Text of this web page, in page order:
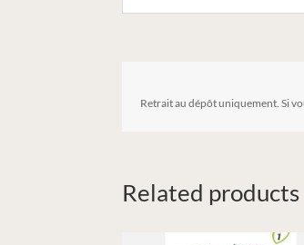
Retrait au dépôt uniquement. Si
Related products